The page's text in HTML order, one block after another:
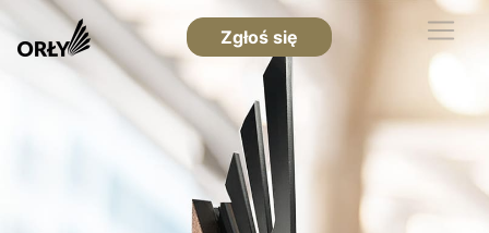
Zgłoś się